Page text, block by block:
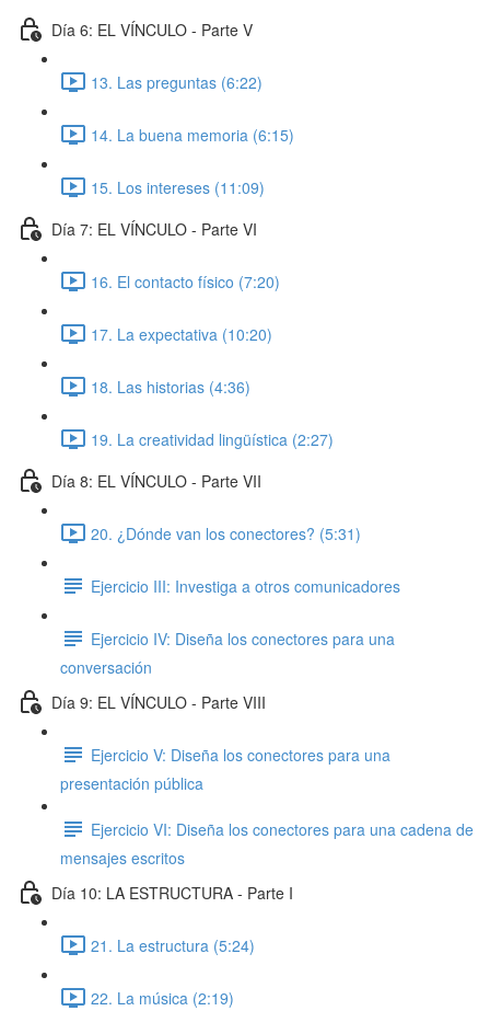
Día 6: EL VÍNCULO - Parte V
13. Las preguntas (6:22)
14. La buena memoria (6:15)
15. Los intereses (11:09)
Día 7: EL VÍNCULO - Parte VI
16. El contacto físico (7:20)
17. La expectativa (10:20)
18. Las historias (4:36)
19. La creatividad lingüística (2:27)
Día 8: EL VÍNCULO - Parte VII
20. ¿Dónde van los conectores? (5:31)
Ejercicio III: Investiga a otros comunicadores
Ejercicio IV: Diseña los conectores para una
conversación
Día 9: EL VÍNCULO - Parte VIII
Ejercicio V: Diseña los conectores para una
presentación pública
Ejercicio VI: Diseña los conectores para una cadena de
mensajes escritos
Día 10: LA ESTRUCTURA - Parte I
21. La estructura (5:24)
22. La música (2:19)